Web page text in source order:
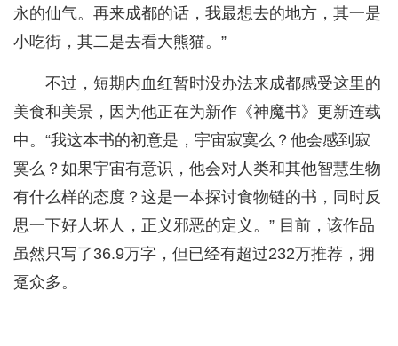
永的仙气。再来成都的话，我最想去的地方，其一是
小吃街，其二是去看大熊猫。”
不过，短期内血红暂时没办法来成都感受这里的
美食和美景，因为他正在为新作《神魔书》更新连载
中。“我这本书的初意是，宇宙寂寞么？他会感到寂
寞么？如果宇宙有意识，他会对人类和其他智慧生物
有什么样的态度？这是一本探讨食物链的书，同时反
思一下好人坏人，正义邪恶的定义。” 目前，该作品
虽然只写了36.9万字，但已经有超过232万推荐，拥
趸众多。